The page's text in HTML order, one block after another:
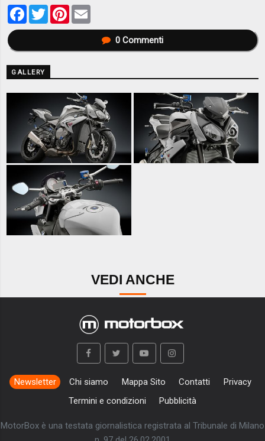
Facebook
TwitterPinterest
0Commenti
GALLERY
VEDI ANCHE
Newsletter Chi siamo Mappa Sito Contatti
Privacy
Termini e condizioni
Pubblicità
MotorBox è una testata giornalistica registrata al Tribunale di Milano